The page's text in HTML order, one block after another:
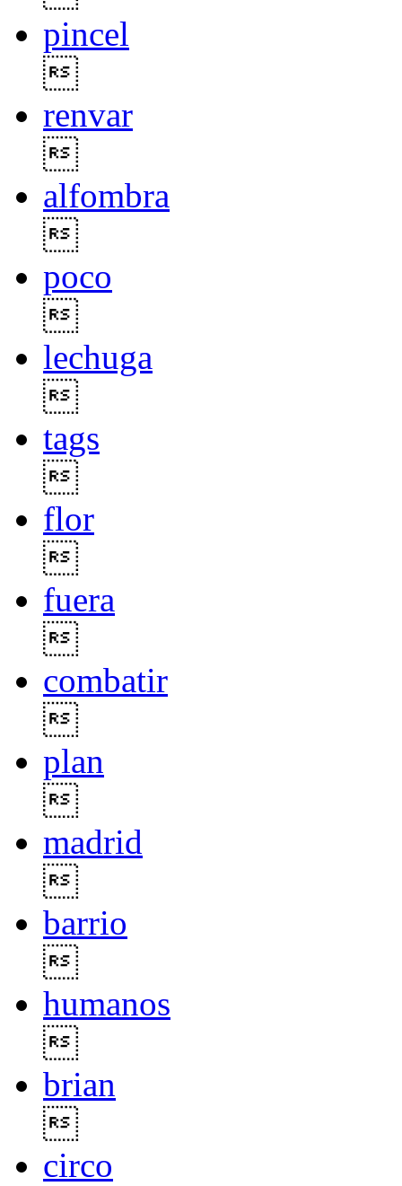
pincel
renvar
alfombra
poco
lechuga
tags
flor
fuera
combatir
plan
madrid
barrio
humanos
brian
circo